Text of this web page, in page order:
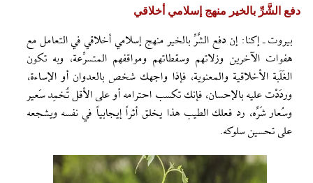
دفع الشَّرِّ بالخير منهج إسلامي أخلاقي
بيروت ـ إکنا: إن دفع الشَّرِّ بالخير منهج إسلامي أخلاقي في التعامل مع
هفوات الآخرين وزلاتهم وسقطاتهم ومواقفهم المتسرِّعة، وبه تكون
الغَلَبة الأخلاقية والمعنوية، فإذا واجهك شخص بالعدوان أو الإساءة،
وردَدْت عليه بالإحسان، فإنك تكسب احترامه أو على الأقل تُخمِد سَعير
وسُعار شَرِّه، رد فعلك الطيب هذا يخلق أثراً إيجابياً في نفسه ويشجعه
على تحسين سلوكه.